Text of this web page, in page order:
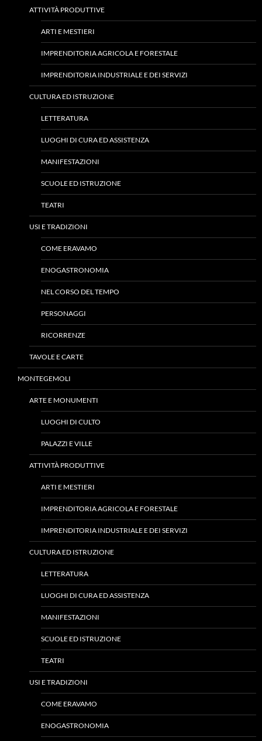
ATTIVITÀ PRODUTTIVE
ARTI E MESTIERI
IMPRENDITORIA AGRICOLA E FORESTALE
IMPRENDITORIA INDUSTRIALE E DEI SERVIZI
CULTURA ED ISTRUZIONE
LETTERATURA
LUOGHI DI CURA ED ASSISTENZA
MANIFESTAZIONI
SCUOLE ED ISTRUZIONE
TEATRI
USI E TRADIZIONI
COME ERAVAMO
ENOGASTRONOMIA
NEL CORSO DEL TEMPO
PERSONAGGI
RICORRENZE
TAVOLE E CARTE
MONTEGEMOLI
ARTE E MONUMENTI
LUOGHI DI CULTO
PALAZZI E VILLE
ATTIVITÀ PRODUTTIVE
ARTI E MESTIERI
IMPRENDITORIA AGRICOLA E FORESTALE
IMPRENDITORIA INDUSTRIALE E DEI SERVIZI
CULTURA ED ISTRUZIONE
LETTERATURA
LUOGHI DI CURA ED ASSISTENZA
MANIFESTAZIONI
SCUOLE ED ISTRUZIONE
TEATRI
USI E TRADIZIONI
COME ERAVAMO
ENOGASTRONOMIA